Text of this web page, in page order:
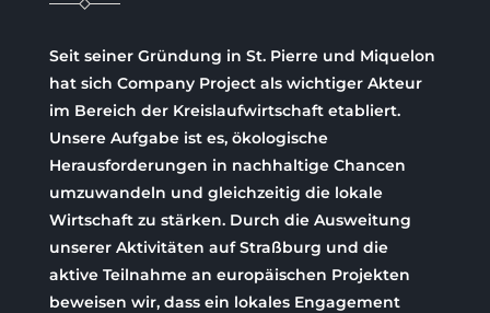
Seit seiner Gründung in St. Pierre und Miquelon
hat sich Company Project als wichtiger Akteur
im Bereich der Kreislaufwirtschaft etabliert.
Unsere Aufgabe ist es, ökologische
Herausforderungen in nachhaltige Chancen
umzuwandeln und gleichzeitig die lokale
Wirtschaft zu stärken. Durch die Ausweitung
unserer Aktivitäten auf Straßburg und die
aktive Teilnahme an europäischen Projekten
beweisen wir, dass ein lokales Engagement